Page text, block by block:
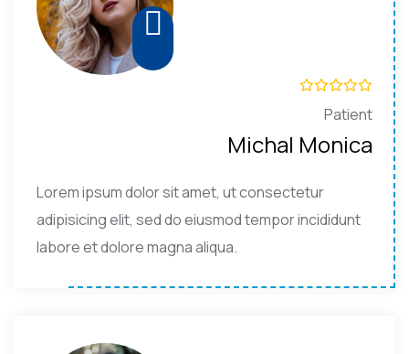
Patient
Michal Monica
Lorem ipsum dolor sit amet, ut consectetur
adipisicing elit, sed do eiusmod tempor incididunt
labore et dolore magna aliqua.